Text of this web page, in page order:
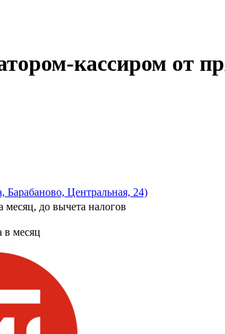
кассиром от
Центральная, 24)
месяц, до вычета налогов
в месяц